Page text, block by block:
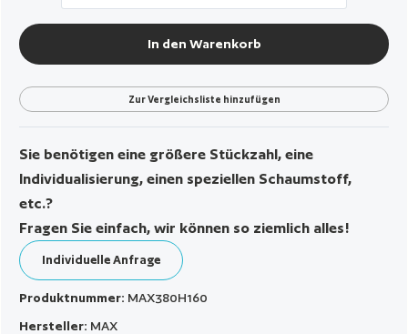
In den Warenkorb
Zur Vergleichsliste hinzufügen
Sie benötigen eine größere Stückzahl, eine
Individualisierung, einen speziellen Schaumstoff,
etc.?
Fragen Sie einfach, wir können so ziemlich alles!
Individuelle Anfrage
Produktnummer: MAX380H160
Hersteller: MAX